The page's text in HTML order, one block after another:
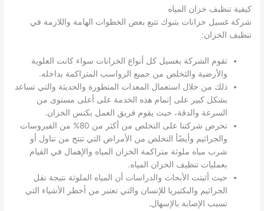
كيفية تنظيف خزان المياه
شركة غسيل خزانات بتبوك تتبع بعض الخطوات الهامة واللازمة في
تنظيف الخزان:
تقوم الشركة بغسيل كل أنواع الخزانات سواء كانت العلوية
والأرضية والتخلص من جميع الرواسب المتراكمة بداخله.
ذلك من خلال استعمال المعدات المتطورة والحديثة والتي تساعد
بشكل كبير على إتمام هذه الخدمة على أعلى مستوى من
السرعة والدقة، حيث يقوم فريق العمل بكنس الخزان.
تحرص شركتنا على التخلص من أكثر من 80% من الفيروسات
والجراثيم وأيضًأ التخلص من الأمراض التي تنتج من تناول أو
شرب مياه ملوثة متراكمة الخزان المياه والإهمال في القيام
بعمليات تنظيف الخزان المياه.
حيث أثبتت الأبحاث والدراسات أن المياه الملوثة نتيجة نقل
الجراثيم والبكتيريا للإنسان والتي تعتبر من أخطر الأشياء التي
تسبب الإصابة بالإسهال.